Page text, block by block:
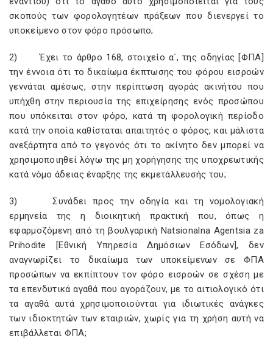
σκοπούς των φορολογητέων πράξεων που διενεργεί το
υποκείμενο στον φόρο πρόσωπο;
2) Έχει το άρθρο 168, στοιχείο α΄, της οδηγίας [ΦΠΑ]
την έννοια ότι το δικαίωμα έκπτωσης του φόρου εισροών
γεννάται αμέσως, στην περίπτωση αγοράς ακινήτου που
υπήχθη στην περιουσία της επιχείρησης ενός προσώπου
που υπόκειται στον φόρο, κατά τη φορολογική περίοδο
κατά την οποία καθίσταται απαιτητός ο φόρος, και μάλιστα
ανεξάρτητα από το γεγονός ότι το ακίνητο δεν μπορεί να
χρησιμοποιηθεί λόγω της μη χορήγησης της υποχρεωτικής
κατά νόμο άδειας έναρξης της εκμετάλλευσής του;
3)
Συνάδει προς την οδηγία και τη νομολογιακή
ερμηνεία της η διοικητική πρακτική που, όπως η
εφαρμοζόμενη από τη βουλγαρική Natsionalna Agentsia za
Prihodite [Εθνική Υπηρεσία Δημόσιων Εσόδων], δεν
αναγνωρίζει το δικαίωμα των υποκείμενων σε ΦΠΑ
προσώπων να εκπίπτουν τον φόρο εισροών σε σχέση με
τα επενδυτικά αγαθά που αγοράζουν, με το αιτιολογικό ότι
τα αγαθά αυτά χρησιμοποιούνται για ιδιωτικές ανάγκες
των ιδιοκτητών των εταιριών, χωρίς για τη χρήση αυτή να
επιβάλλεται ΦΠΑ;